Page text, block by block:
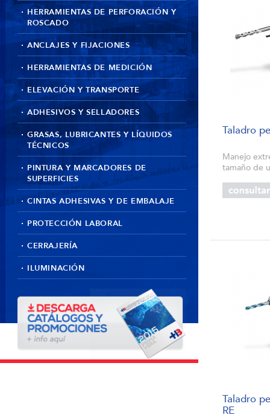
HERRAMIENTAS DE PERFORACIÓN Y
ROSCADO
ANCLAJES Y FIJACIONES
HERRAMIENTAS DE MEDICIÓN
ELEVACIÓN Y TRANSPORTE
ADHESIVOS Y SELLADORES
GRASAS, LUBRICANTES Y LÍQUIDOS
TÉCNICOS
PINTURA Y MARCADORES DE
SUPERFICIES
CINTAS ADHESIVAS Y DE EMBALAJE
PROTECCIÓN LABORAL
CERRAJERÍA
ILUMINACIÓN
Taladro
Manejo
tamaño de
una
Taladro
RE